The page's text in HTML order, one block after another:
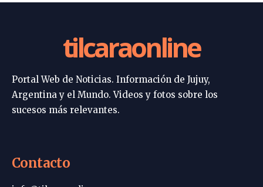
tilcaraonline
Portal Web de Noticias. Información de Jujuy,
Argentina y el Mundo. Videos y fotos sobre los
sucesos más relevantes.
Contacto